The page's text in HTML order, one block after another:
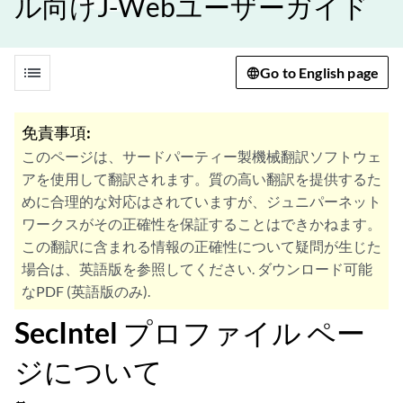
list Go to English page
免責事項:
このページは、サードパーティー製機械翻訳ソフトウェ
アを使用して翻訳されます。質の高い翻訳を提供するた
めに合理的な対応はされていますが、ジュニパーネット
ワークスがその正確性を保証することはできかねます。
この翻訳に含まれる情報の正確性について疑問が生じた
場合は、英語版を参照してください. ダウンロード可能
なPDF (英語版のみ).
SecIntel プロファイル ペー
ジについて